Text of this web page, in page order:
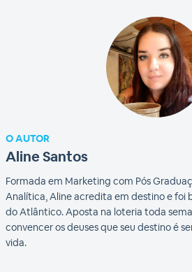
O AUTOR
Aline Santos
Formada em Marketing com Pós
Analítica, Aline acredita em destino e foi
do Atlântico. Aposta na loteria toda
convencer os deuses que seu destino é
vida.